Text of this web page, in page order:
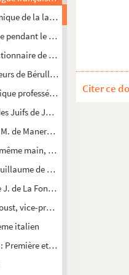
de la langue française, par
le XVIII
siècle, par J.-
de la langue française
de Bérulle (1517-1775
professé à l'École royale du
Juifs de Josèphe
de Manerbe, lieutenant
main, sur l'histoire de la
de Taix, doyen de
de La Fontaine
vice-président de la
italien
Première et deuxième Nuits
Citer ce